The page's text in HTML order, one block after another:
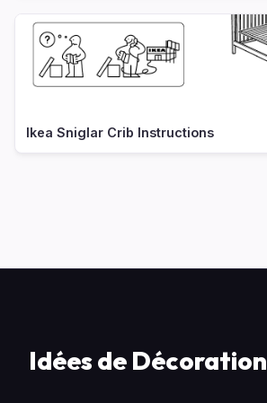
Ikea Sniglar Crib Instructions
Idées de Décoration